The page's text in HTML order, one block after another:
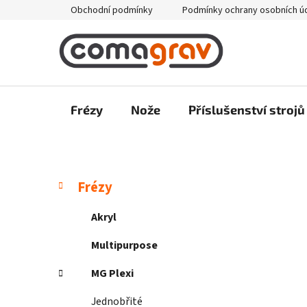
Obchodní podmínky Podmínky ochrany osobních
Frézy Nože Příslušenství strojů
P
a
Přeskočit
kategorie
K
a
r
Frézy
Akryl
Multipurpose
MG Plexi
Jednobřité